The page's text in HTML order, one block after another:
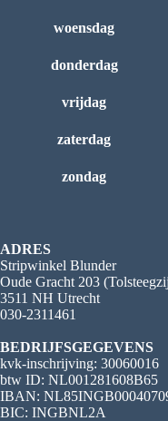
woensdag
donderdag
vrijdag
zaterdag
zondag
ADRES
Stripwinkel Blunder
Oude Gracht 203
3511 NH Utrecht
030-2311461
BEDRIJFSGEGEVENS
kvk-inschrijving: 30060016
btw ID: NL001281608B65
IBAN:
BIC: INGBNL2A